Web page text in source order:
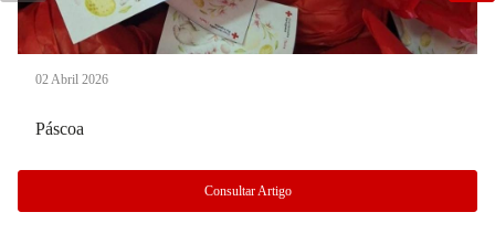
02 Abril 2026
Páscoa
Consultar Artigo